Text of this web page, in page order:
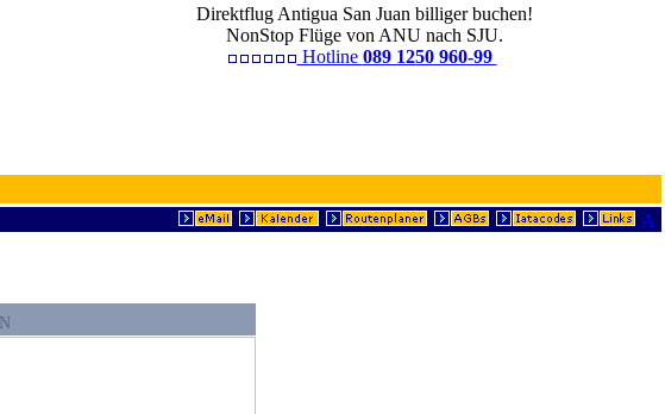
Direktflug Antigua San Juan billiger buchen!
NonStop Flüge von ANU nach SJU.
Hotline 089 1250 960-99